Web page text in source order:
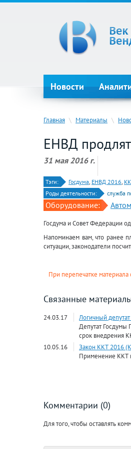
Новости
Главная \ Материалы \
ЕНВД
31 мая 2016 г.
Тэги: Госдума, ЕНВД 2016,
Роды деятельности:
служба
Оборудование:
Госдума и Совет Федерации
Напоминаем вам, что ранее
ситуации, законодатели
При перепечатке материала
Связанные
24.03.17
Логичный
Депутат Госдумы
срок внедрения
10.05.16
Закон ККТ 2016
Применение ККТ
Комментарии (0)
Для того, чтобы оставлять